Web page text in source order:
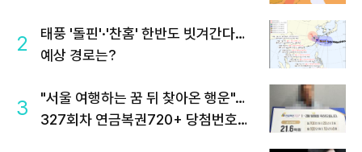
2
태풍 '돌핀'·'찬홈' 한반도 빗겨간다…
예상 경로는?
3
"서울 여행하는 꿈 뒤 찾아온 행운"…
327회차 연금복권720+ 당첨번호조